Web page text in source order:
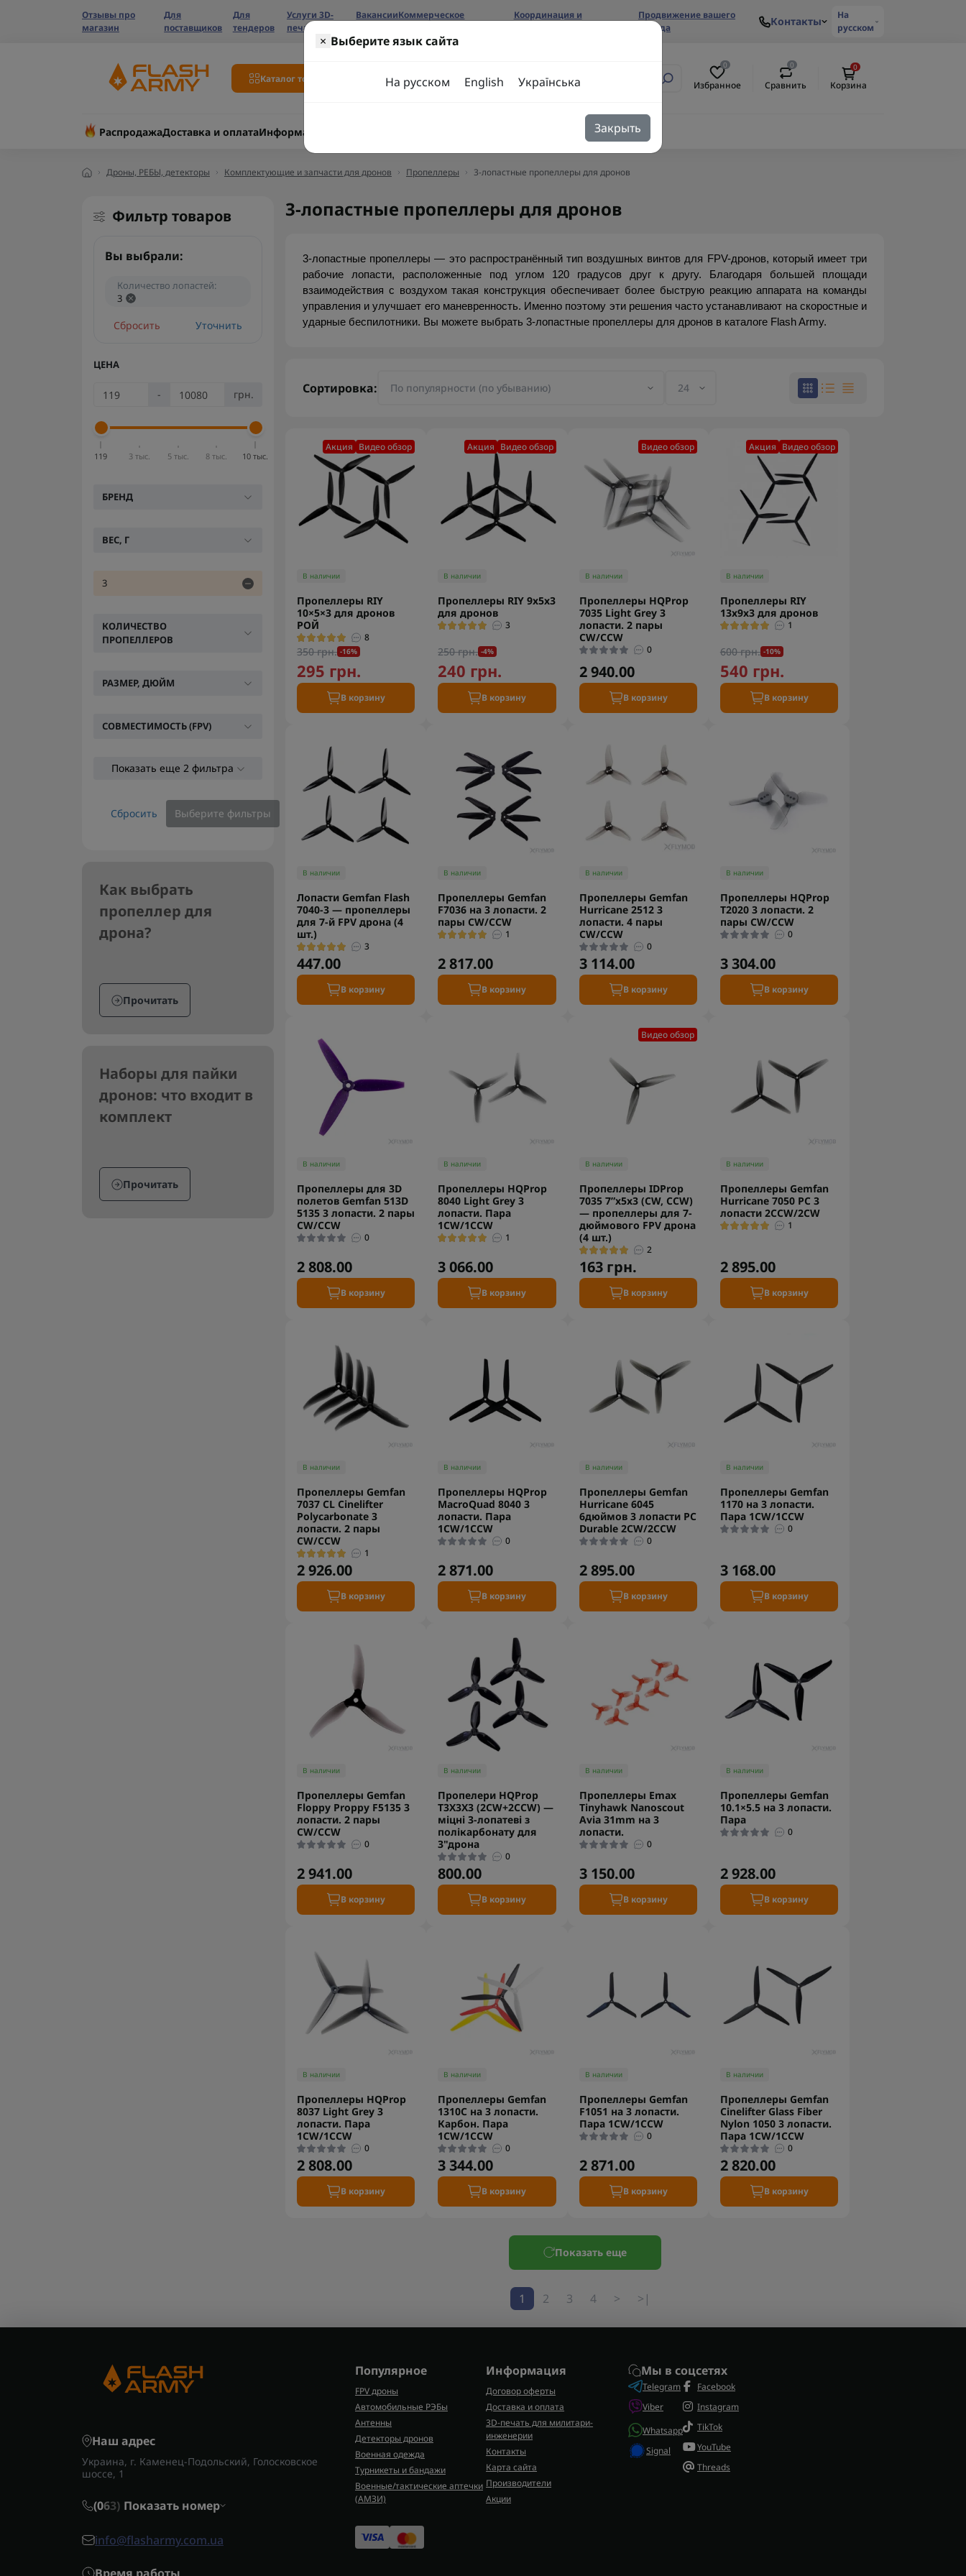
Отзывы про
магазин
Для
поставщиков
Для
тендеров
Услуги 3D-
печати
ВакансииКоммерческое
Координация и
Продвижение вашего
бренда
Контакты
На
русском
Каталог товаров
0
Избранное
0
Сравнить
0
Корзина
РаспродажаДоставка и оплатаИнформация
Дроны, РЕБЫ, детекторы Комплектующие и запчасти для дронов Пропеллеры 3-лопастные пропеллеры для дронов
× Выберите язык сайта
На русском English Українська
Закрыть
Фильтр товаров
Вы выбрали:
Количество лопастей:
3
Сбросить Уточнить
ЦЕНА
- грн.
119 3 тыс. 5 тыс. 8 тыс. 10 тыс.
БРЕНД
ВЕС, Г
3
КОЛИЧЕСТВО
ПРОПЕЛЛЕРОВ
РАЗМЕР, ДЮЙМ
СОВМЕСТИМОСТЬ (FPV)
Показать еще 2 фильтра
Сбросить Выберите фильтры
Как выбрать
пропеллер для
дрона?
Прочитать
Наборы для пайки
дронов: что входит в
комплект
Прочитать
3-лопастные пропеллеры для дронов
3-лопастные пропеллеры — это распространённый тип воздушных винтов для FPV-дронов, который имеет три
рабочие лопасти, расположенные под углом 120 градусов друг к другу. Благодаря большей площади
взаимодействия с воздухом такая конструкция обеспечивает более быструю реакцию аппарата на команды
управления и улучшает его маневренность. Именно поэтому эти решения часто устанавливают на скоростные и
ударные беспилотники. Вы можете выбрать 3-лопастные пропеллеры для дронов в каталоге Flash Army.
Сортировка:
Акция Видео обзор
В наличии
Пропеллеры RIY
10×5×3 для дронов
РОЙ
8
350 грн. -16%
295 грн.
В корзину
Акция Видео обзор
В наличии
Пропеллеры RIY 9x5x3
для дронов
3
250 грн. -4%
240 грн.
В корзину
Видео обзор
В наличии
Пропеллеры HQProp
7035 Light Grey 3
лопасти. 2 пары
CW/CCW
0
2 940.00
В корзину
Акция Видео обзор
В наличии
Пропеллеры RIY
13х9х3 для дронов
1
600 грн. -10%
540 грн.
В корзину
В наличии
Лопасти Gemfan Flash
7040-3 — пропеллеры
для 7-й FPV дрона (4
шт.)
3
447.00
В корзину
В наличии
Пропеллеры Gemfan
F7036 на 3 лопасти. 2
пары CW/CCW
1
2 817.00
В корзину
В наличии
Пропеллеры Gemfan
Hurricane 2512 3
лопасти. 4 пары
CW/CCW
0
3 114.00
В корзину
В наличии
Пропеллеры HQProp
T2020 3 лопасти. 2
пары CW/CCW
0
3 304.00
В корзину
В наличии
Пропеллеры для 3D
полетов Gemfan 513D
5135 3 лопасти. 2 пары
CW/CCW
0
2 808.00
В корзину
В наличии
Пропеллеры HQProp
8040 Light Grey 3
лопасти. Пара
1CW/1CCW
1
3 066.00
В корзину
Видео обзор
В наличии
Пропеллеры IDProp
7035 7”x5x3 (CW, CCW)
— пропеллеры для 7-
дюймового FPV дрона
(4 шт.)
2
163 грн.
В корзину
В наличии
Пропеллеры Gemfan
Hurricane 7050 PC 3
лопасти 2CCW/2CW
1
2 895.00
В корзину
В наличии
Пропеллеры Gemfan
7037 CL Cinelifter
Polycarbonate 3
лопасти. 2 пары
CW/CCW
1
2 926.00
В корзину
В наличии
Пропеллеры HQProp
MacroQuad 8040 3
лопасти. Пара
1CW/1CCW
0
2 871.00
В корзину
В наличии
Пропеллеры Gemfan
Hurricane 6045
6дюймов 3 лопасти PC
Durable 2СW/2CCW
0
2 895.00
В корзину
В наличии
Пропеллеры Gemfan
1170 на 3 лопасти.
Пара 1CW/1CCW
0
3 168.00
В корзину
В наличии
Пропеллеры Gemfan
Floppy Proppy F5135 3
лопасти. 2 пары
CW/CCW
0
2 941.00
В корзину
В наличии
Пропелери HQProp
T3X3X3 (2CW+2CCW) —
міцні 3-лопатеві з
полікарбонату для
3"дрона
0
800.00
В корзину
В наличии
Пропеллеры Emax
Tinyhawk Nanoscout
Avia 31mm на 3
лопасти.
0
3 150.00
В корзину
В наличии
Пропеллеры Gemfan
10.1×5.5 на 3 лопасти.
Пара
0
2 928.00
В корзину
В наличии
Пропеллеры HQProp
8037 Light Grey 3
лопасти. Пара
1CW/1CCW
0
2 808.00
В корзину
В наличии
Пропеллеры Gemfan
1310C на 3 лопасти.
Карбон. Пара
1CW/1CCW
0
3 344.00
В корзину
В наличии
Пропеллеры Gemfan
F1051 на 3 лопасти.
Пара 1CW/1CCW
0
2 871.00
В корзину
В наличии
Пропеллеры Gemfan
Cinelifter Glass Fiber
Nylon 1050 3 лопасти.
Пара 1CW/1CCW
0
2 820.00
В корзину
Показать еще
1 2 3 4 > >|
Наш адрес
Украина, г. Каменец-Подольский, Голосковское
шоссе, 1
(063) Показать номер
info@flasharmy.com.ua
Популярное
FPV дроны
Автомобильные РЭБы
Антенны
Детекторы дронов
Военная одежда
Турникеты и бандажи
Военные/тактические аптечки
(AMЗИ)
Информация
Договор оферты
Доставка и оплата
3D-печать для милитари-
инженерии
Контакты
Карта сайта
Производители
Акции
Мы в соцсетях
Telegram
Viber
Whatsapp
Signal
Facebook
Instagram
TikTok
YouTube
Threads